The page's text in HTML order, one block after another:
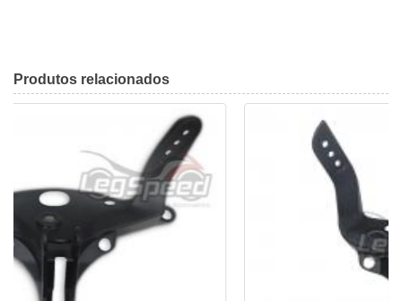
Produtos relacionados